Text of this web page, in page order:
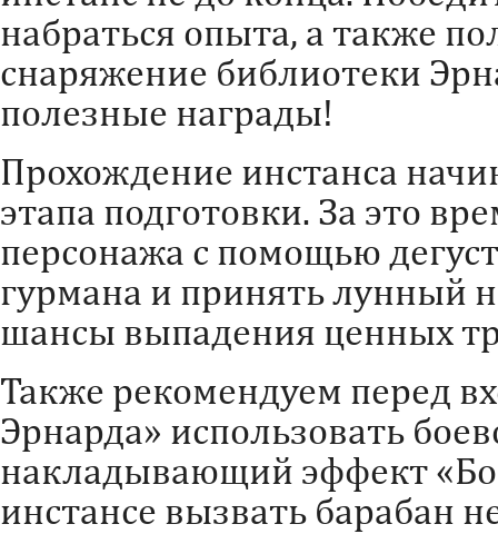
набраться опыта, а также
снаряжение библиотеки
полезные награды!
Прохождение инстанса
этапа подготовки. За это
персонажа с помощью
гурмана и принять лунный
шансы выпадения ценных
Также рекомендуем перед
Эрнарда» использовать
накладывающий эффект
инстансе вызвать барабан